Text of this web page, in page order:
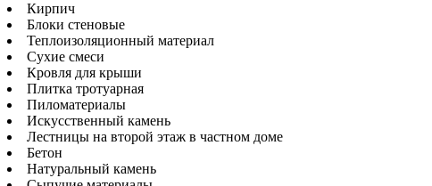
Кирпич
Блоки стеновые
Теплоизоляционный материал
Сухие смеси
Кровля для крыши
Плитка тротуарная
Пиломатериалы
Искусственный камень
Лестницы на второй этаж в частном доме
Бетон
Натуральный камень